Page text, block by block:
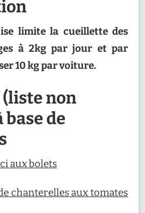
limite la cueillette des
à 2kg par jour et par
10 kg par voiture.
non
de
aux bolets
chanterelles aux tomates